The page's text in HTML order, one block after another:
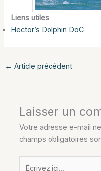
Liens utiles
Hector’s Dolphin DoC
← Article précédent
Laisser un
Votre adresse e-mail
champs obligatoires
Écrivez